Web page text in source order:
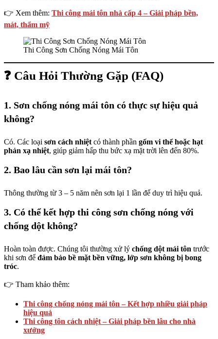
👉 Xem thêm: Thi công mái tôn nhà cấp 4 – Giải pháp bền,
mát, thẩm mỹ
Thi Công Sơn Chống Nóng Mái Tôn
❓ Câu Hỏi Thường Gặp (FAQ)
1. Sơn chống nóng mái tôn có thực sự hiệu quả
không?
Có. Các loại sơn cách nhiệt có thành phần gốm vi thể hoặc hạt
phản xạ nhiệt, giúp giảm hấp thu bức xạ mặt trời lên đến 80%.
2. Bao lâu cần sơn lại mái tôn?
Thông thường từ 3 – 5 năm nên sơn lại 1 lần để duy trì hiệu quả.
3. Có thể kết hợp thi công sơn chống nóng với
chống dột không?
Hoàn toàn được. Chúng tôi thường xử lý chống dột mái tôn trước
khi sơn để đảm bảo bề mặt bền vững, lớp sơn không bị bong
tróc.
👉 Tham khảo thêm:
Thi công chống nóng mái tôn – Kết hợp nhiều giải pháp
hiệu quả
Thi công tôn cách nhiệt – Giải pháp bền lâu cho nhà
xưởng